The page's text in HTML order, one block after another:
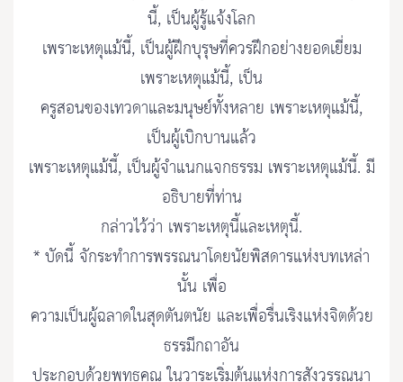
นี้, เป็นผู้รู้แจ้งโลก
เพราะเหตุแม้นี้, เป็นผู้ฝึกบุรุษที่ควรฝึกอย่างยอดเยี่ยม
เพราะเหตุแม้นี้, เป็น
ครูสอนของเทวดาและมนุษย์ทั้งหลาย เพราะเหตุแม้นี้,
เป็นผู้เบิกบานแล้ว
เพราะเหตุแม้นี้, เป็นผู้จำแนกแจกธรรม เพราะเหตุแม้นี้. มี
อธิบายที่ท่าน
กล่าวไว้ว่า เพราะเหตุนี้และเหตุนี้.
* บัดนี้ จักระทำการพรรณนาโดยนัยพิสดารแห่งบทเหล่า
นั้น เพื่อ
ความเป็นผู้ฉลาดในสุดตันตนัย และเพื่อรื่นเริงแห่งจิตด้วย
ธรรมีกถาอัน